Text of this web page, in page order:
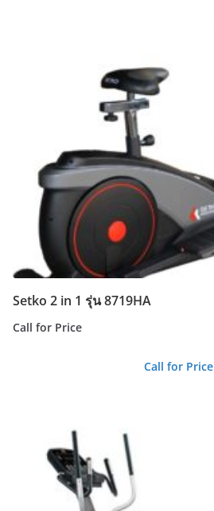
Setko 2 in 1 รุ่น 8719HA
Call for Price
Call for Price